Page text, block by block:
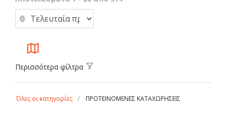
Περισσότερα φίλτρα
Όλες οι κατηγορίες ΠΡΟΤΕΙΝΟΜΕΝΕΣ ΚΑΤΑΧΩΡΗΣΕΙΣ